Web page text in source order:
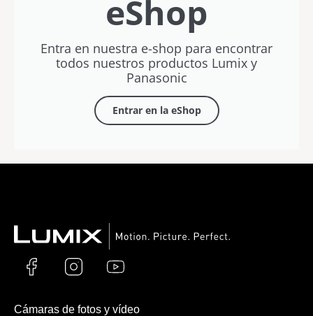
eShop
Entra en nuestra e-shop para encontrar
todos nuestros productos Lumix y
Panasonic
Entrar en la eShop
Cámaras de fotos y vídeo